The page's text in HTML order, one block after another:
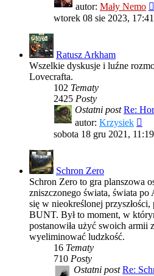
autor: Mały Nemo
wtorek 08 sie 2023, 17:41
Ratusz Arkham
Wszelkie dyskusje i luźne
Lovecrafta.
102 Tematy
2425 Posty
Ostatni post Re:
autor: Krzysiek
sobota 18 gru 2021, 11:19
Schron Zero
Schron Zero to gra planszowa
zniszczonego świata, świata
się w nieokreślonej
BUNT. Był to moment, w
postanowiła użyć swoich armii
wyeliminować ludzkość.
16 Tematy
710 Posty
Ostatni post Re: